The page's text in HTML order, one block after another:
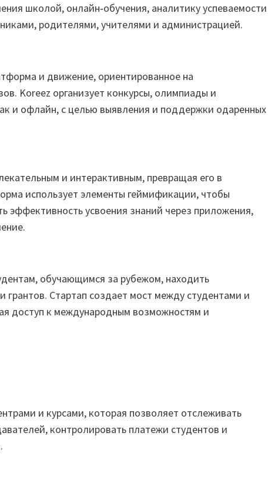
школой, онлайн‑обучения, аналитику успеваемости
родителями, учителями и администрацией.
и движение, ориентированное на
Koreez организует конкурсы, олимпиады и
и офлайн, с целью выявления и поддержки одаренных
и интерактивным, превращая его в
использует элементы геймификации, чтобы
эффективность усвоения знаний через приложения,
обучающимся за рубежом, находить
Стартап создает мост между студентами и
доступ к международным возможностям и
и курсами, которая позволяет отслеживать
контролировать платежи студентов и